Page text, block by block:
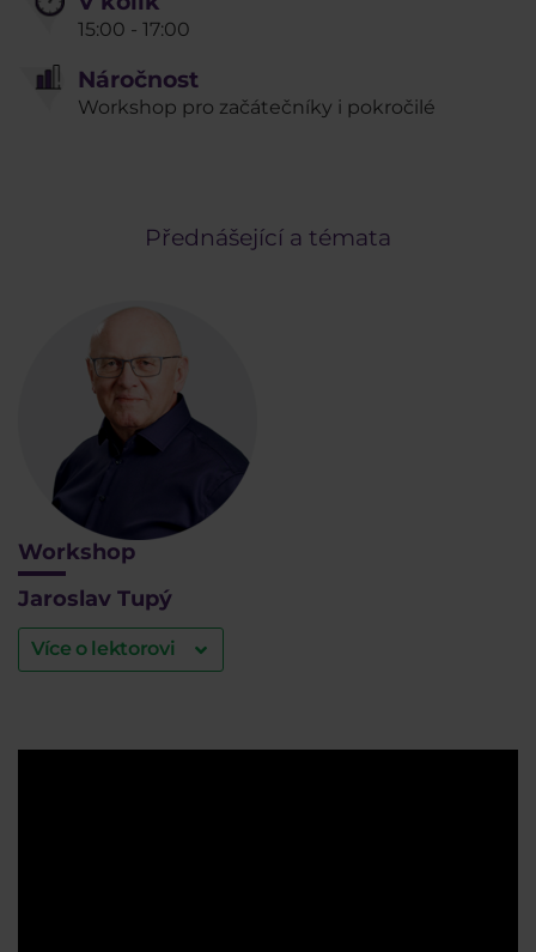
15:00 - 17:00
Náročnost
Workshop pro začátečníky i pokročilé
Přednášející a témata
Workshop
Jaroslav Tupý
Více o lektorovi